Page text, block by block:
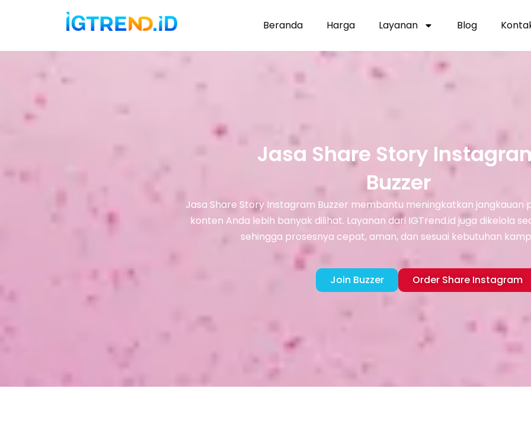
ke
Beranda Harga Layanan Blog
Jasa Share Story
Buzzer
Jasa Share Story Instagram Buzzer membantu meningkatkan jangkauan
konten Anda lebih banyak dilihat. Layanan dari IGTrend.id juga dikelola
sehingga prosesnya cepat, aman, dan sesuai kebutuhan
Join Buzzer Order Share Instagram